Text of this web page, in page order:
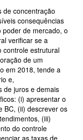
de concentração
consequências
de mercado, o
verificar se a
controle estrutural
de um
em 2018, tende a
e,
de juros e demais
(i) apresentar o
BC, (ii) descrever os
(iii)
do controle
as taxas de